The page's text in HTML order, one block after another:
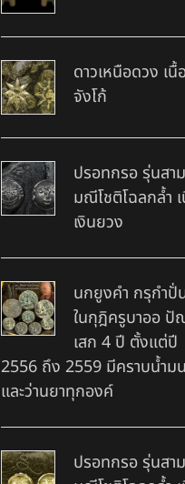
ดาวเหนือดวง เนื้
จังโก้
ปรอทกรอ รุ่นสา
มณีโชติโฉลกล้ำ
เงินยวง
นกยูงคำ กรุกำ
ในกุฎิครูบาออ ปั
เสก 4 ปี ตั้งแต่ปี
2556 ถึง 2559 มีคราบน้ำม
และว่านยาทุกองค์
ปรอทกรอ รุ่นสา